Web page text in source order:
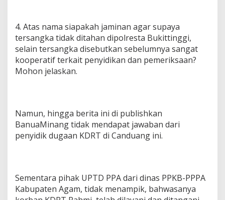
4. Atas nama siapakah jaminan agar supaya
tersangka tidak ditahan dipolresta Bukittinggi,
selain tersangka disebutkan sebelumnya sangat
kooperatif terkait penyidikan dan pemeriksaan?
Mohon jelaskan.
Namun, hingga berita ini di publishkan
BanuaMinang tidak mendapat jawaban dari
penyidik dugaan KDRT di Canduang ini.
Sementara pihak UPTD PPA dari dinas PPKB-PPPA
Kabupaten Agam, tidak menampik, bahwasanya